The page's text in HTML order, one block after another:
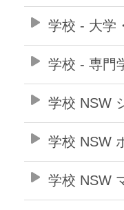
学校 - 大学
学校 - 専門
学校 NSW
学校 NSW
学校 NSW